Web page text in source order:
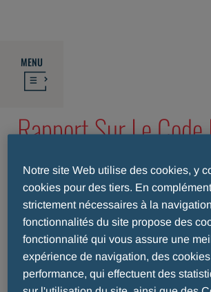
MENU
Rapport Sur Le Code
Transparence Efpia
Publication de données sur
le secteur pharmaceutique et les
professionnels de la santé ainsi
organisations de santé
Notre site Web utilise des cookies, y
cookies pour des tiers. En
strictement nécessaires à la
fonctionnalités du site propose des
fonctionnalité qui vous assure une
expérience de navigation, des
performance, qui effectuent des